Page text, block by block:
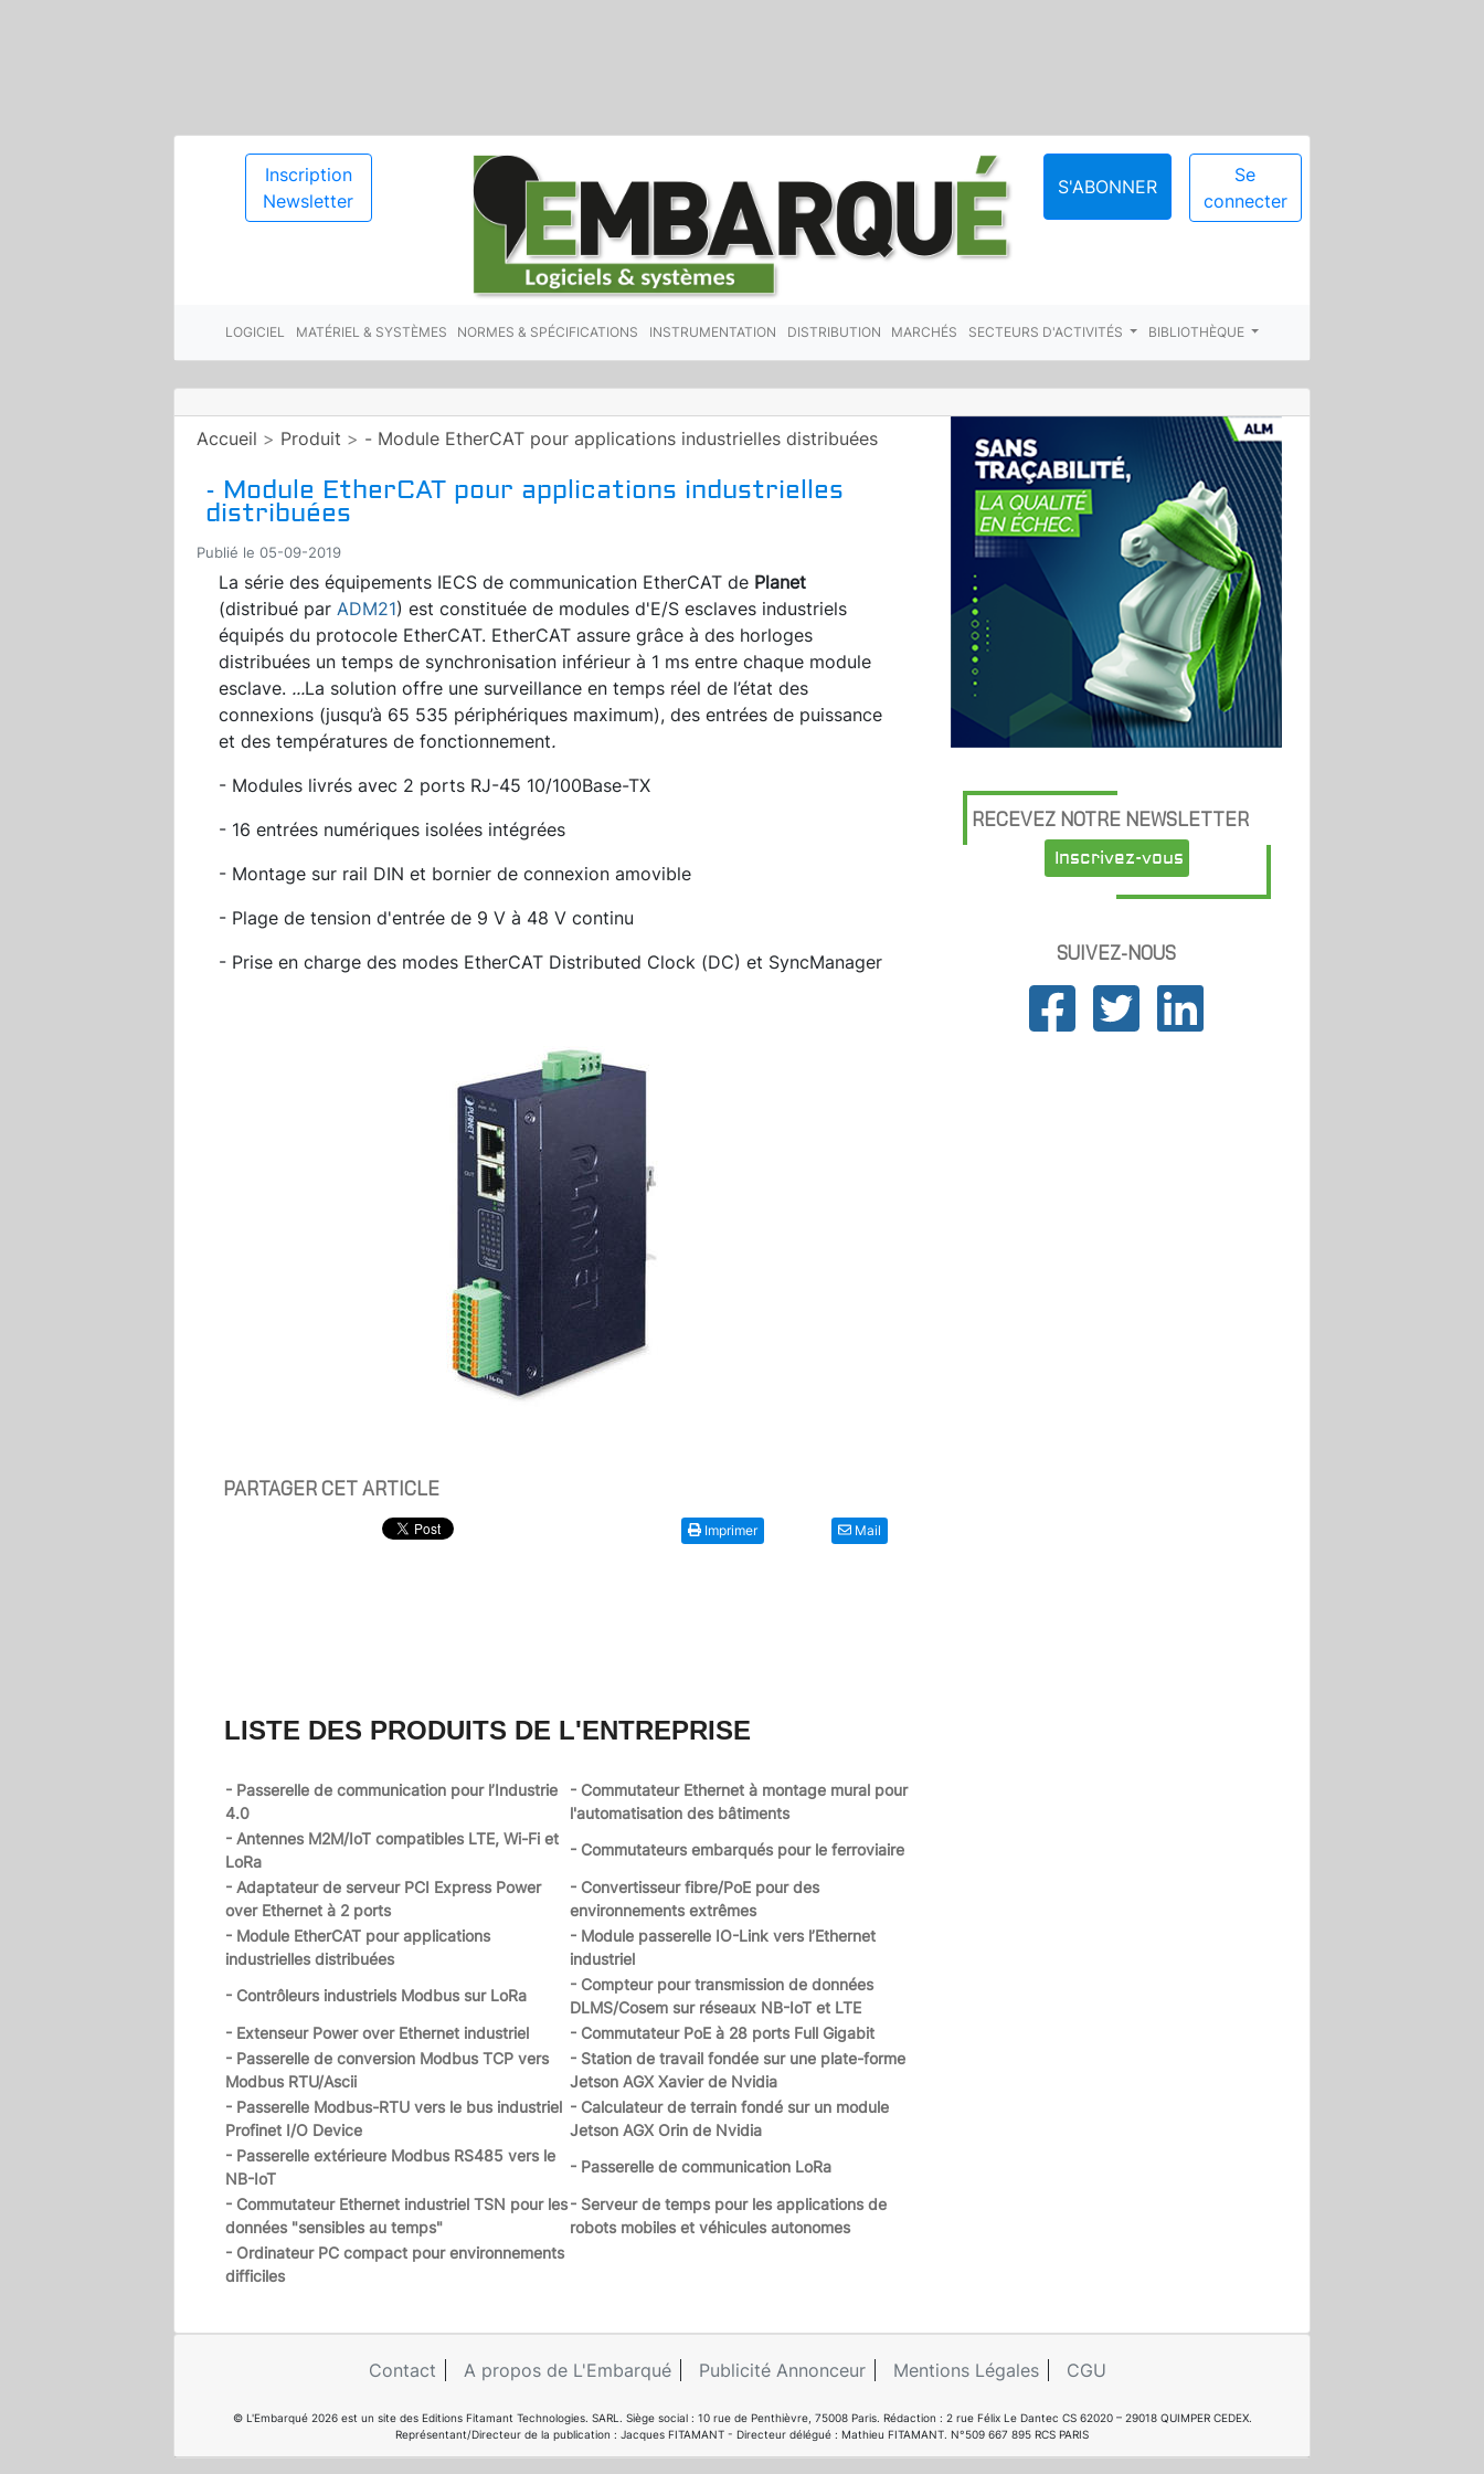
Inscription
Newsletter
S'ABONNER
Se
connecter
LOGICIEL MATÉRIEL & SYSTÈMES NORMES & SPÉCIFICATIONS INSTRUMENTATION DISTRIBUTION MARCHÉS SECTEURS D'ACTIVITÉS BIBLIOTHÈQUE
Accueil > Produit > - Module EtherCAT pour applications industrielles distribuées
- Module EtherCAT pour applications industrielles
distribuées
Publié le 05-09-2019
La série des équipements IECS de communication EtherCAT de Planet
(distribué par ADM21) est constituée de modules d'E/S esclaves industriels
équipés du protocole EtherCAT. EtherCAT assure grâce à des horloges
distribuées un temps de synchronisation inférieur à 1 ms entre chaque module
esclave. ...La solution offre une surveillance en temps réel de l’état des
connexions (jusqu’à 65 535 périphériques maximum), des entrées de puissance
et des températures de fonctionnement.
- Modules livrés avec 2 ports RJ-45 10/100Base-TX
- 16 entrées numériques isolées intégrées
- Montage sur rail DIN et bornier de connexion amovible
- Plage de tension d'entrée de 9 V à 48 V continu
- Prise en charge des modes EtherCAT Distributed Clock (DC) et SyncManager
PARTAGER CET ARTICLE
Imprimer Mail
LISTE DES PRODUITS DE L'ENTREPRISE
- Passerelle de communication pour l’Industrie
4.0
- Commutateur Ethernet à montage mural pour
l'automatisation des bâtiments
- Antennes M2M/IoT compatibles LTE, Wi-Fi et
LoRa
- Commutateurs embarqués pour le ferroviaire
- Adaptateur de serveur PCI Express Power
over Ethernet à 2 ports
- Convertisseur fibre/PoE pour des
environnements extrêmes
- Module EtherCAT pour applications
industrielles distribuées
- Module passerelle IO-Link vers l’Ethernet
industriel
- Contrôleurs industriels Modbus sur LoRa
- Compteur pour transmission de données
DLMS/Cosem sur réseaux NB-IoT et LTE
- Extenseur Power over Ethernet industriel
- Commutateur PoE à 28 ports Full Gigabit
- Passerelle de conversion Modbus TCP vers
Modbus RTU/Ascii
- Station de travail fondée sur une plate-forme
Jetson AGX Xavier de Nvidia
- Passerelle Modbus-RTU vers le bus industriel
Profinet I/O Device
- Calculateur de terrain fondé sur un module
Jetson AGX Orin de Nvidia
- Passerelle extérieure Modbus RS485 vers le
NB-IoT
- Passerelle de communication LoRa
- Commutateur Ethernet industriel TSN pour les
données "sensibles au temps"
- Serveur de temps pour les applications de
robots mobiles et véhicules autonomes
- Ordinateur PC compact pour environnements
difficiles
RECEVEZ NOTRE NEWSLETTER
Inscrivez-vous
SUIVEZ-NOUS
Contact A propos de L'Embarqué Publicité Annonceur Mentions Légales CGU
© L'Embarqué 2026 est un site des Editions Fitamant Technologies. SARL. Siège social : 10 rue de Penthièvre, 75008 Paris. Rédaction : 2 rue Félix Le Dantec CS 62020 – 29018 QUIMPER CEDEX.
Représentant/Directeur de la publication : Jacques FITAMANT - Directeur délégué : Mathieu FITAMANT. N°509 667 895 RCS PARIS